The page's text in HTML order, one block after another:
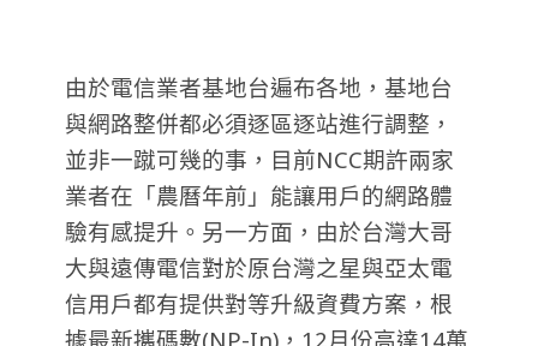
由於電信業者基地台遍布各地，基地台
與網路整併都必須逐區逐站進行調整，
並非一蹴可幾的事，目前NCC期許兩家
業者在「農曆年前」能讓用戶的網路體
驗有感提升。另一方面，由於台灣大哥
大與遠傳電信對於原台灣之星與亞太電
信用戶都有提供對等升級資費方案，根
據最新攜碼數(NP-In)，12月份高達14萬